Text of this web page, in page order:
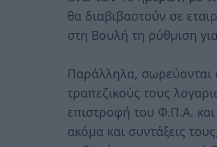
θα διαβιβαστούν σε
στη Βουλή τη ρύθμιση
Παράλληλα, σωρεύονται
τραπεζικούς τους
επιστροφή του Φ.Π.Α.
ακόμα και συντάξεις